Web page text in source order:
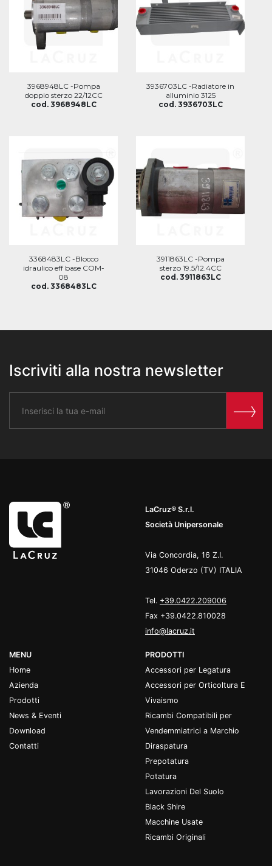
3968948LC -Pompa
doppio sterzo 22/12CC
cod. 3968948LC
3936703LC -Radiatore in
alluminio 3125
cod. 3936703LC
3368483LC -Blocco
idraulico eff base COM-
08
cod. 3368483LC
3911863LC -Pompa
sterzo 19.5/12.4CC
cod. 3911863LC
Iscriviti alla nostra newsletter
LaCruz® S.r.l.
Società Unipersonale
Via Concordia, 16 Z.I.
31046 Oderzo (TV) ITALIA
Tel. +39.0422.209006
Fax +39.0422.810028
info@lacruz.it
MENU
Home
Azienda
Prodotti
News & Eventi
Download
Contatti
PRODOTTI
Accessori per Legatura
Accessori per Orticoltura E
Vivaismo
Ricambi Compatibili per
Vendemmiatrici a Marchio
Diraspatura
Prepotatura
Potatura
Lavorazioni Del Suolo
Black Shire
Macchine Usate
Ricambi Originali